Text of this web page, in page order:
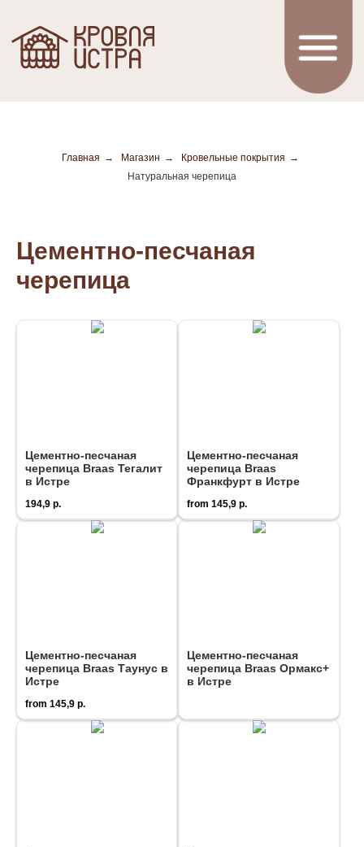
Главная → Магазин → Кровельные покрытия →
Натуральная черепица
Цементно-песчаная
черепица
Цементно-песчаная
черепица Braas Тегалит
в Истре
194,9 р.
Цементно-песчаная
черепица Braas
Франкфурт в Истре
from 145,9 р.
Цементно-песчаная
черепица Braas Таунус в
Истре
from 145,9 р.
Цементно-песчаная
черепица Braas Ормакс+
в Истре